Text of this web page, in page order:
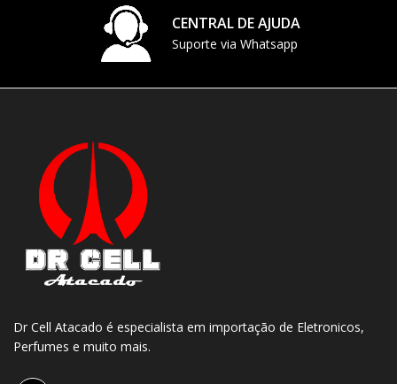
CENTRAL DE AJUDA
Suporte via Whatsapp
Dr Cell Atacado é especialista em importação de Eletronicos,
Perfumes e muito mais.